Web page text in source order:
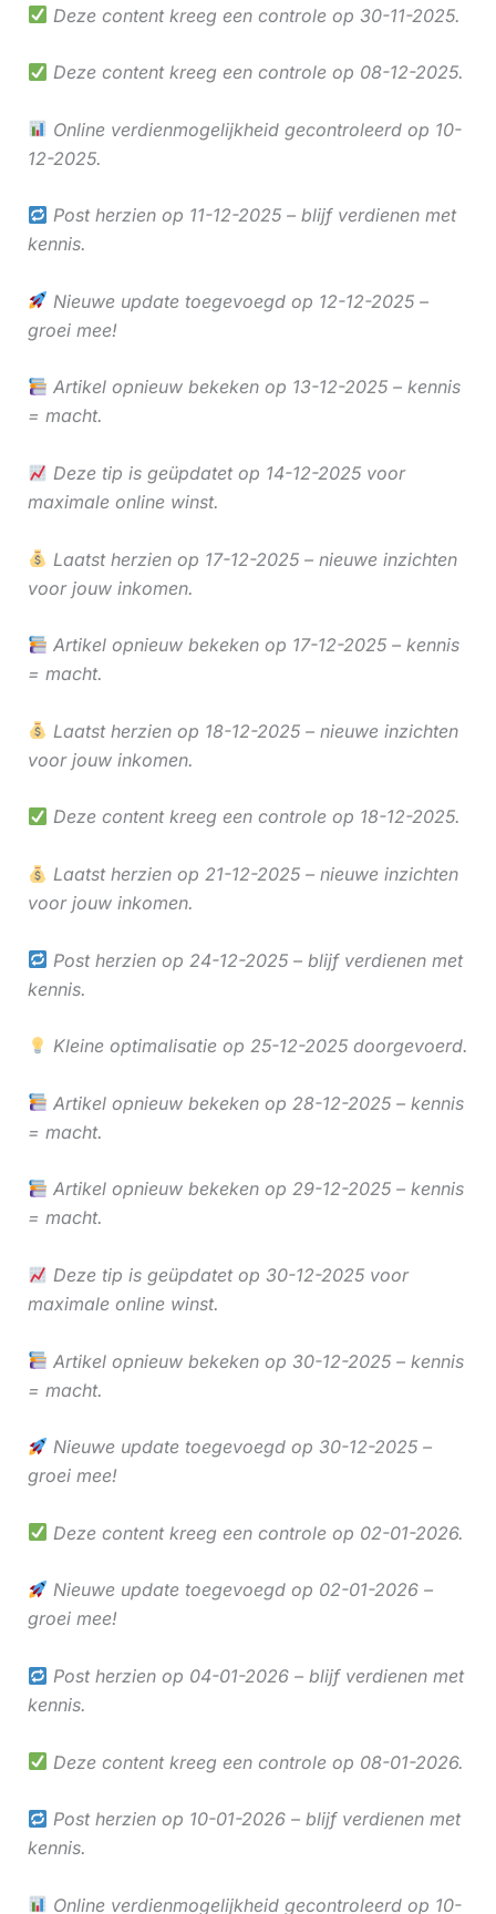
Deze content kreeg een controle op 30-11-2025.
Deze content kreeg een controle op 08-12-2025.
Online verdienmogelijkheid gecontroleerd op 10-
12-2025.
Post herzien op 11-12-2025 – blijf verdienen met
kennis.
Nieuwe update toegevoegd op 12-12-2025 –
groei mee!
Artikel opnieuw bekeken op 13-12-2025 – kennis
= macht.
Deze tip is geüpdatet op 14-12-2025 voor
maximale online winst.
Laatst herzien op 17-12-2025 – nieuwe inzichten
voor jouw inkomen.
Artikel opnieuw bekeken op 17-12-2025 – kennis
= macht.
Laatst herzien op 18-12-2025 – nieuwe inzichten
voor jouw inkomen.
Deze content kreeg een controle op 18-12-2025.
Laatst herzien op 21-12-2025 – nieuwe inzichten
voor jouw inkomen.
Post herzien op 24-12-2025 – blijf verdienen met
kennis.
Kleine optimalisatie op 25-12-2025 doorgevoerd.
Artikel opnieuw bekeken op 28-12-2025 – kennis
= macht.
Artikel opnieuw bekeken op 29-12-2025 – kennis
= macht.
Deze tip is geüpdatet op 30-12-2025 voor
maximale online winst.
Artikel opnieuw bekeken op 30-12-2025 – kennis
= macht.
Nieuwe update toegevoegd op 30-12-2025 –
groei mee!
Deze content kreeg een controle op 02-01-2026.
Nieuwe update toegevoegd op 02-01-2026 –
groei mee!
Post herzien op 04-01-2026 – blijf verdienen met
kennis.
Deze content kreeg een controle op 08-01-2026.
Post herzien op 10-01-2026 – blijf verdienen met
kennis.
Online verdienmogelijkheid gecontroleerd op 10-